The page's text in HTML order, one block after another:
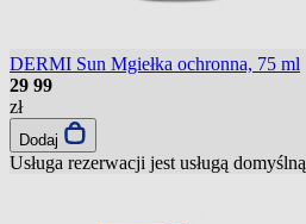
DERMI Sun Mgiełka ochronna, 75 ml
29 99
zł
Dodaj
Usługa rezerwacji jest usługą domyślną